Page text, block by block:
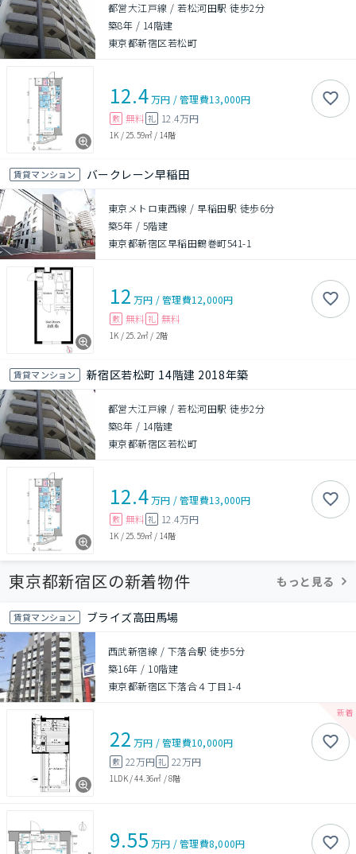
都営大江戸線 / 若松河田駅 徒歩2分
築8年 / 14階建
東京都新宿区若松町
12.4万円 /管理費13,000円
敷 無料 礼 12.4万円
1K / 25.59㎡ / 14階
賃貸マンション バークレーン早稲田
東京メトロ東西線 / 早稲田駅 徒歩6分
築5年 / 5階建
東京都新宿区早稲田鶴巻町541-1
12 万円 /管理費12,000円
敷 無料 礼 無料
1K / 25.2㎡ / 2階
賃貸マンション 新宿区若松町 14階建 2018年築
都営大江戸線 / 若松河田駅 徒歩2分
築8年 / 14階建
東京都新宿区若松町
12.4万円 /管理費13,000円
敷 無料 礼 12.4万円
1K / 25.59㎡ / 14階
東京都新宿区の新着物件 もっと見る
賃貸マンション ブライズ高田馬場
西武新宿線 / 下落合駅 徒歩5分
築16年 / 10階建
東京都新宿区下落合４丁目1-4
22 万円 /管理費10,000円
敷 22万円 礼 22万円
1LDK/44.36㎡ /8階
9.55 万円 /管理費8,000円